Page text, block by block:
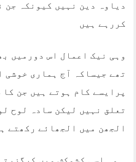
دیاوہ دین نہیں کیونکہ جن
کررہے ہیں
وہی نیک اعمال اس دورمیں
تھے جیساکہ آج ہماری خوشی
پرایسے کام ہوتے ہیں جن
تعلق نہیں لیکن سادہ لوح
الجھن میں الجھائے رکھتے
۔ وہ اسی کشمکش میں کرگزرتے